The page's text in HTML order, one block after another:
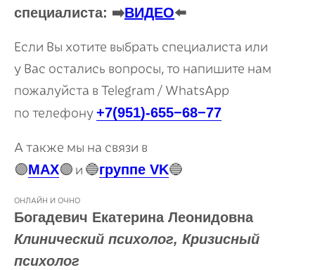
специалиста: ➡️ВИДЕО⬅️
Если Вы хотите выбрать специалиста или
у Вас остались вопросы, то напишите нам
пожалуйста в Telegram / WhatsApp
по телефону +7(951)-655−68−77
А также мы на связи в
🟣MAX🟣 и 🔵группе VK🔵
ОНЛАЙН И ОЧНО
Богадевич Екатерина Леонидовна
Клинический психолог, Кризисный
психолог